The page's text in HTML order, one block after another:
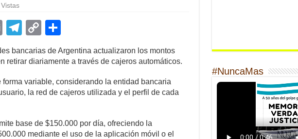
E
m
ail
T
e
gr
a
C
p
y
Li
k
h
ar
bancarias de Argentina actualizaron los montos
retirar diariamente a través de cajeros automáticos.
variable, considerando la entidad bancaria
la red de cajeros utilizada y el perfil de cada
base de $150.000 por día, ofreciendo la
mediante el uso de la aplicación móvil o el
#NuncaMas